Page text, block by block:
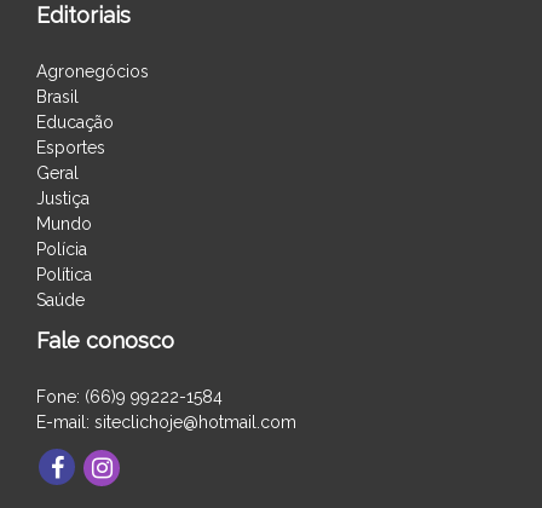
Editoriais
Agronegócios
Brasil
Educação
Esportes
Geral
Justiça
Mundo
Polícia
Política
Saúde
Fale conosco
Fone: (66)9 99222-1584
E-mail: siteclichoje@hotmail.com